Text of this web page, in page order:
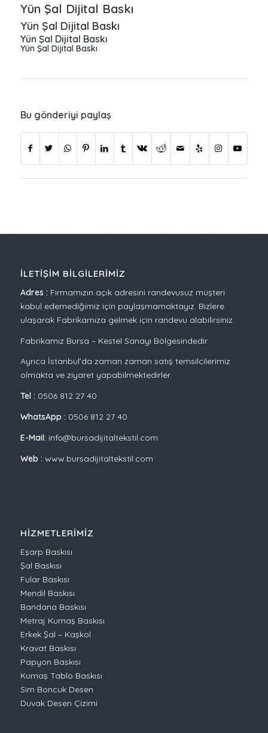
Yün Şal Dijital Baskı
Yün Şal Dijital Baskı
Yün Şal Dijital Baskı
Yün Şal Dijital Baskı
Bu gönderiyi paylaş
İLETIŞIM BILGILERIMIZ
Adres : Firmamızın açık adresini randevusuz müşteri
kabul edemediğimiz için paylaşmamaktayız. Bizlere
ulaşarak Fabrikamıza gelmek için randevu alabilirsiniz.
Fabrikamız Bursa – Kestel Sanayi Bölgesindedir.
Ayrıca İstanbul’da zaman zaman satış temsilcilerimiz
olmakta ve ziyaret yapabilmektedirler.
Tel : 0506 812 27 40
WhatsApp : 0506 812 27 40
E-Mail: info@bursadijitaltekstil.com
Web : www.bursadijitaltekstil.com
HIZMETLERIMIZ
Eşarp Baskısı
Şal Baskısı
Fular Baskısı
Mendil Baskısı
Bandana Baskısı
Metraj Kumaş Baskısı
Erkek Şal – Kaşkol
Kravat Baskısı
Papyon Baskısı
Kumaş Tablo Baskısı
Sim Boncuk Desen
Duvak Desen Çizimi